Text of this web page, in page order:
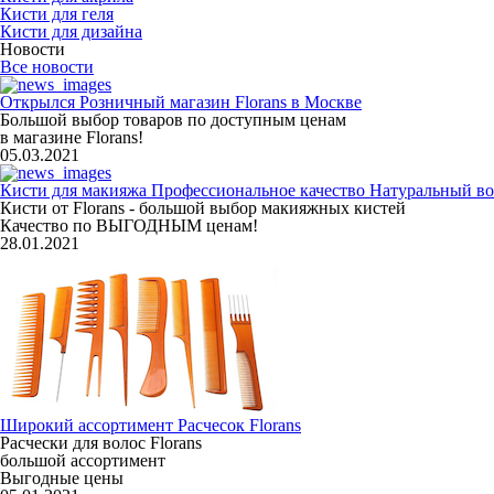
Кисти для геля
Кисти для дизайна
Новости
Все новости
Открылся Розничный магазин Florans в Москве
Большой выбор товаров по доступным ценам
в магазине Florans!
05.03.2021
Кисти для макияжа Профессиональное качество Натуральный
Кисти от Florans - большой выбор макияжных кистей
Качество по ВЫГОДНЫМ ценам!
28.01.2021
Широкий ассортимент Расчесок Florans
Расчески для волос Florans
большой ассортимент
Выгодные цены